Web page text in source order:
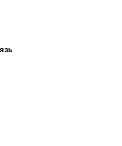
направления, критик
трети XIX века.
Пушкина сложилась его